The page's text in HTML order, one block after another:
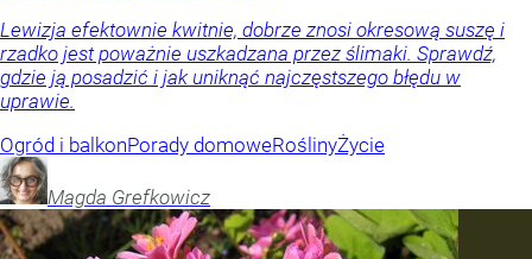
Lewizja efektownie kwitnie, dobrze znosi okresową suszę i
rzadko jest poważnie uszkadzana przez ślimaki. Sprawdź,
gdzie ją posadzić i jak uniknąć najczęstszego błędu w
uprawie.
Ogród i balkonPorady domoweRoślinyŻycie
Magda Grefkowicz